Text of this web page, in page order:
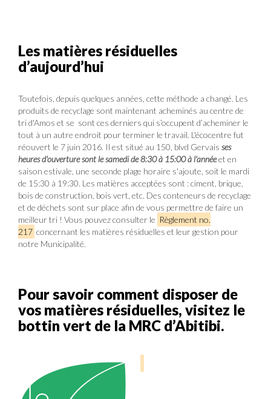
Les matières résiduelles
d’aujourd’hui
Toutefois, depuis quelques années, cette méthode a changé. Les
produits de recyclage sont maintenant acheminés au centre de
tri d'Amos et se sont ces derniers qui s’occupent d’acheminer le
tout à un autre endroit pour terminer le travail. L'écocentre fut
réouvert le 7 juin 2016. Il est situé au 150, blvd Gervais ses
heures d'ouverture sont le samedi de 8:30 à 15:00 à l'annéeet en
saison estivale, une seconde plage horaire s'ajoute, soit le mardi
de 15:30 à 19:30. Les matières acceptées sont : ciment, brique,
bois de construction, bois vert, etc. Des conteneurs de recyclage
et de déchets sont sur place afin de vous permettre de faire un
meilleur tri ! Vous pouvez consulter le Règlement no.
217 concernant les matières résiduelles et leur gestion pour
notre Municipalité.
Pour savoir comment disposer de
vos matières résiduelles, visitez le
bottin vert de la MRC d’Abitibi.